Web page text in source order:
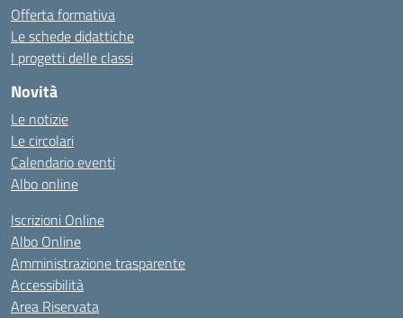
Offerta formativa
Le schede didattiche
I progetti delle classi
Novità
Le notizie
Le circolari
Calendario eventi
Albo online
Iscrizioni Online
Albo Online
Amministrazione trasparente
Accessibilità
Area Riservata